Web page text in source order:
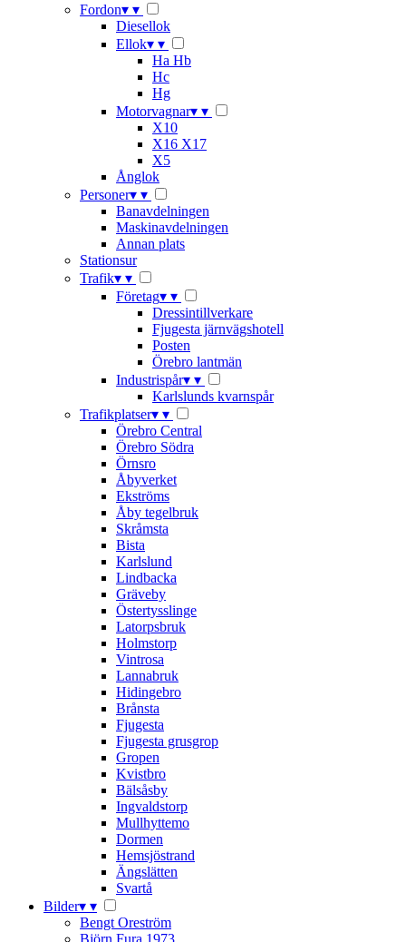
Fordon▾ ▾
Diesellok
Ellok▾ ▾
Ha Hb
Hc
Hg
Motorvagnar▾ ▾
X10
X16 X17
X5
Ånglok
Personer▾ ▾
Banavdelningen
Maskinavdelningen
Annan plats
Stationsur
Trafik▾ ▾
Företag▾ ▾
Dressintillverkare
Fjugesta järnvägshotell
Posten
Örebro lantmän
Industrispår▾ ▾
Karlslunds kvarnspår
Trafikplatser▾ ▾
Örebro Central
Örebro Södra
Örnsro
Åbyverket
Ekströms
Åby tegelbruk
Skråmsta
Bista
Karlslund
Lindbacka
Gräveby
Östertysslinge
Latorpsbruk
Holmstorp
Vintrosa
Lannabruk
Hidingebro
Brånsta
Fjugesta
Fjugesta grusgrop
Gropen
Kvistbro
Bälsåsby
Ingvaldstorp
Mullhyttemo
Dormen
Hemsjöstrand
Ängslätten
Svartå
Bilder▾ ▾
Bengt Oreström
Björn Fura 1973